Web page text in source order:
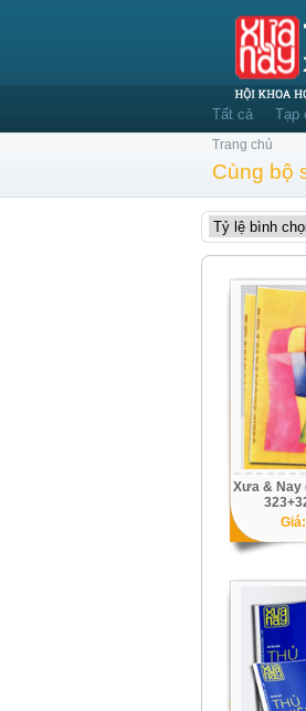
Tất cả Tạp
Trang chủ
Cùng bộ
Xưa & Nay